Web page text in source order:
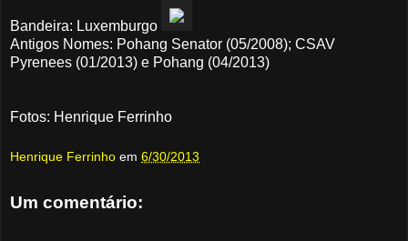
Bandeira: Luxemburgo
Antigos Nomes: Pohang Senator (05/2008); CSAV
Pyrenees (01/2013) e Pohang (04/2013)
Fotos: Henrique Ferrinho
Henrique Ferrinho em 6/30/2013
Um comentário: